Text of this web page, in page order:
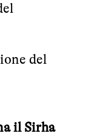
del
il Sirha